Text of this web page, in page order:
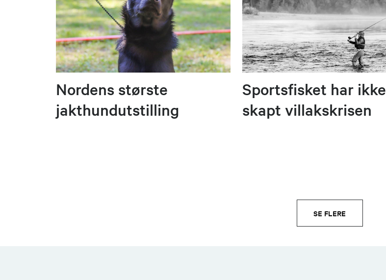
Nordens største
jakthundutstilling
Sportsfisket har ikke
skapt villakskrisen
SE FLERE